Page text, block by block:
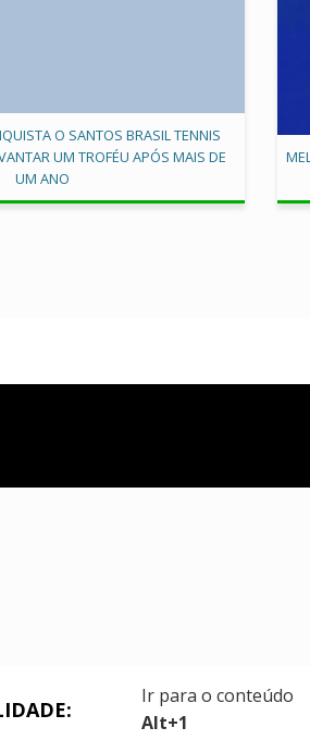
O SANTOS BRASIL TENNIS
UM TROFÉU APÓS MAIS DE
UM ANO
Ir para o conteúdo
Alt+1